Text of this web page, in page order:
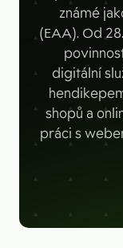
známé
(EAA). Od
digitální
shopů a
práci s